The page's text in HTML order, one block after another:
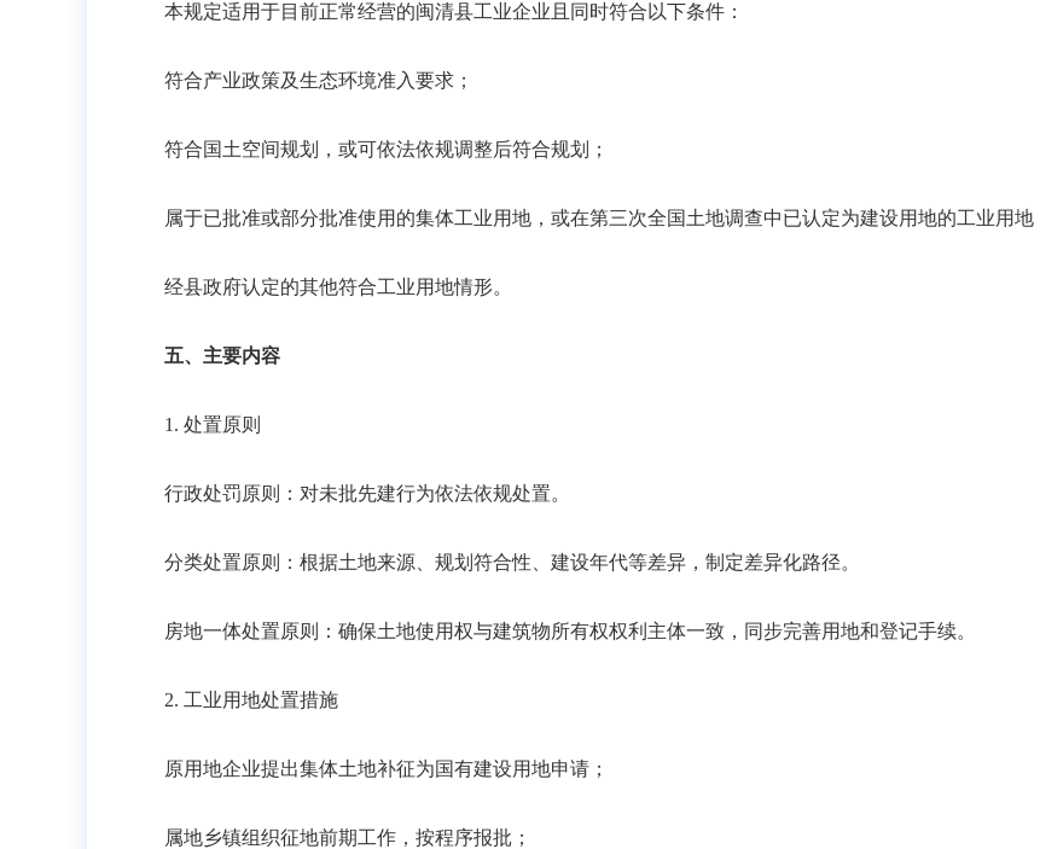
本规定适用于目前正常经营的闽清县工业企业且同时符合以下条件：
符合产业政策及生态环境准入要求；
符合国土空间规划，或可依法依规调整后符合规划；
属于已批准或部分批准使用的集体工业用地，或在第三次全国土地调查中已认定为建设用地的工业用地
经县政府认定的其他符合工业用地情形。
五、主要内容
1. 处置原则
行政处罚原则：对未批先建行为依法依规处置。
分类处置原则：根据土地来源、规划符合性、建设年代等差异，制定差异化路径。
房地一体处置原则：确保土地使用权与建筑物所有权权利主体一致，同步完善用地和登记手续。
2. 工业用地处置措施
原用地企业提出集体土地补征为国有建设用地申请；
属地乡镇组织征地前期工作，按程序报批；